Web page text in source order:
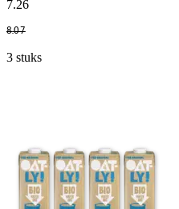
7.26
8.07
3 stuks